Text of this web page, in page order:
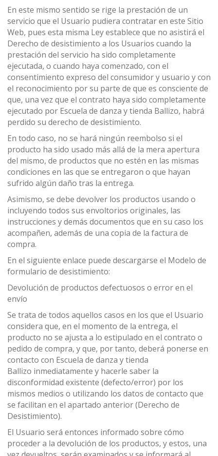
En este mismo sentido se rige la prestación de un
servicio que el Usuario pudiera contratar en este Sitio
Web, pues esta misma Ley establece que no asistirá el
Derecho de desistimiento a los Usuarios cuando la
prestación del servicio ha sido completamente
ejecutada, o cuando haya comenzado, con el
consentimiento expreso del consumidor y usuario y con
el reconocimiento por su parte de que es consciente de
que, una vez que el contrato haya sido completamente
ejecutado por Escuela de danza y tienda Ballizo, habrá
perdido su derecho de desistimiento.
En todo caso, no se hará ningún reembolso si el
producto ha sido usado más allá de la mera apertura
del mismo, de productos que no estén en las mismas
condiciones en las que se entregaron o que hayan
sufrido algún daño tras la entrega.
Asimismo, se debe devolver los productos usando o
incluyendo todos sus envoltorios originales, las
instrucciones y demás documentos que en su caso los
acompañen, además de una copia de la factura de
compra.
En el siguiente enlace puede descargarse el Modelo de
formulario de desistimiento:
Devolución de productos defectuosos o error en el
envío
Se trata de todos aquellos casos en los que el Usuario
considera que, en el momento de la entrega, el
producto no se ajusta a lo estipulado en el contrato o
pedido de compra, y que, por tanto, deberá ponerse en
contacto con Escuela de danza y tienda
Ballizo inmediatamente y hacerle saber la
disconformidad existente (defecto/error) por los
mismos medios o utilizando los datos de contacto que
se facilitan en el apartado anterior (Derecho de
Desistimiento).
El Usuario será entonces informado sobre cómo
proceder a la devolución de los productos, y estos, una